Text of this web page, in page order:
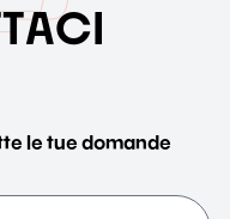
TACI
le tue domande